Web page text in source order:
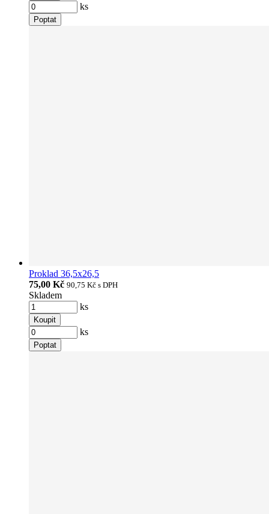
ks
Poptat
Proklad 36,5x26,5
75,00 Kč 90,75 Kč s DPH
Skladem
ks
Koupit
ks
Poptat